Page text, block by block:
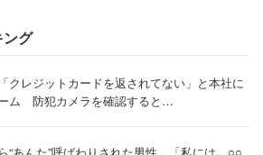
ング
クレジットカードを返されてない」と本社に
ム 防犯カメラを確認すると…
“あんた”呼ばわりされた男性 「私には、○○